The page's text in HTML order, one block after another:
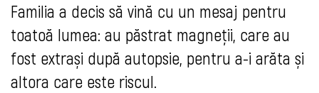
Familia a decis să vină cu un mesaj pentru
toatoă lumea: au păstrat magneții, care au
fost extrași după autopsie, pentru a-i arăta și
altora care este riscul.